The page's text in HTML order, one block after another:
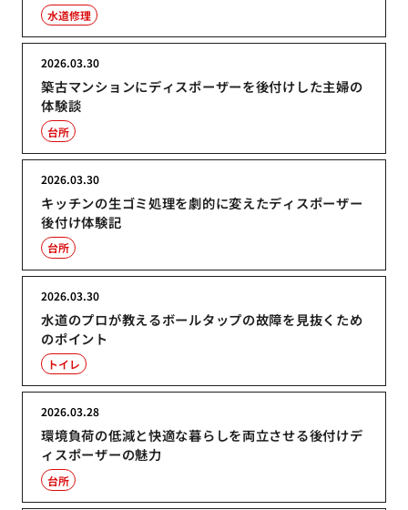
水道修理
築古マンションにディスポーザーを後付けした主婦の
体験談
2026.03.30
台所
キッチンの生ゴミ処理を劇的に変えたディスポーザー
後付け体験記
2026.03.30
台所
水道のプロが教えるボールタップの故障を見抜くため
のポイント
2026.03.30
トイレ
環境負荷の低減と快適な暮らしを両立させる後付けデ
ィスポーザーの魅力
2026.03.28
台所